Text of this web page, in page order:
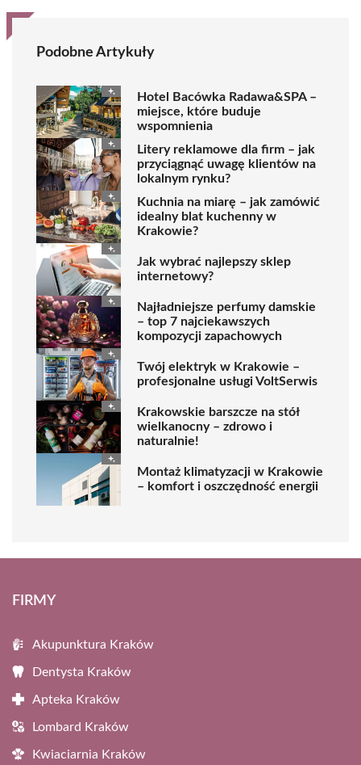
Podobne Artykuły
Hotel Bacówka Radawa&SPA –
miejsce, które buduje
wspomnienia
Litery reklamowe dla firm – jak
przyciągnąć uwagę klientów na
lokalnym rynku?
Kuchnia na miarę – jak zamówić
idealny blat kuchenny w
Krakowie?
Jak wybrać najlepszy sklep
internetowy?
Najładniejsze perfumy damskie
– top 7 najciekawszych
kompozycji zapachowych
Twój elektryk w Krakowie –
profesjonalne usługi VoltSerwis
Krakowskie barszcze na stół
wielkanocny – zdrowo i
naturalnie!
Montaż klimatyzacji w Krakowie
– komfort i oszczędność energii
FIRMY
Akupunktura Kraków
Dentysta Kraków
Apteka Kraków
Lombard Kraków
Kwiaciarnia Kraków